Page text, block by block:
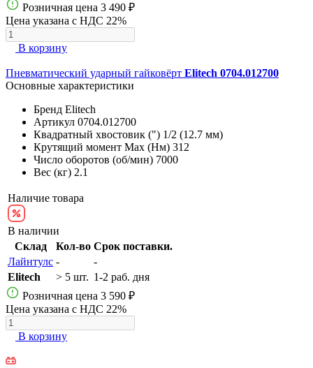
Розничная цена 3 490 ₽
Цена указана с НДС 22%
В корзину
Пневматический ударный гайковёрт Elitech 0704.012700
Основные характеристики
Бренд Elitech
Артикул 0704.012700
Квадратный хвостовик (") 1/2 (12.7 мм)
Крутящий момент Max (Нм) 312
Число оборотов (об/мин) 7000
Вес (кг) 2.1
Наличие товара
В наличии
Склад
Кол-во Срок поставки.
Лайнтулс -
-
Elitech
> 5 шт. 1-2 раб. дня
Розничная цена 3 590 ₽
Цена указана с НДС 22%
В корзину